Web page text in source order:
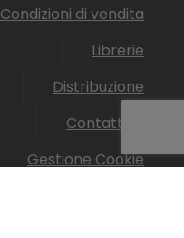
Condizioni di vendita
Librerie
Distribuzione
Contattaci
Gestione Cookie